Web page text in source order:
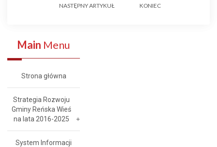
NASTĘPNY ARTYKUŁ KONIEC
Main Menu
Strona główna
Strategia Rozwoju
Gminy Reńska Wieś
na lata 2016-2025
System Informacji